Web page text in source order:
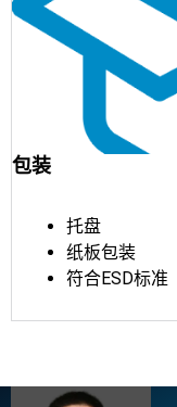
包装
托盘
纸板包装
符合ESD标准